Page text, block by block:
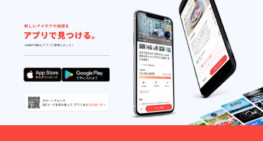
公演の
舞台
裏・完
成まで
の過程
をお届
けいた
しま
す！）
〈備考
欄に以
下の内
容をご
記入く